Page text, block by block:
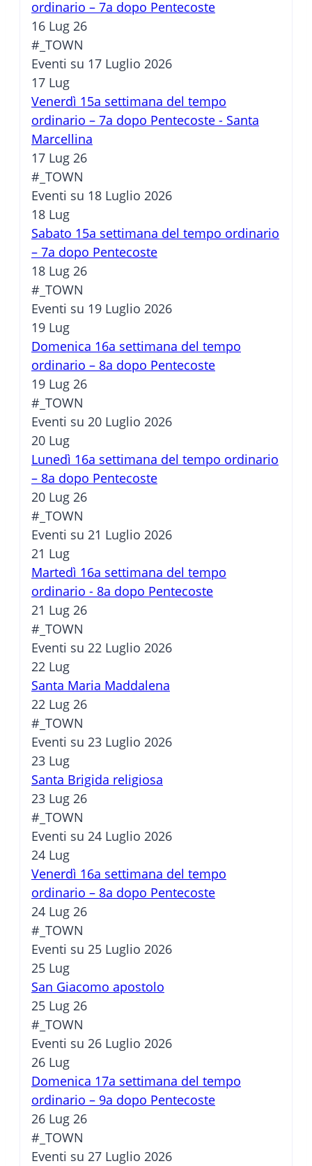
ordinario – 7a dopo Pentecoste
16 Lug 26
#_TOWN
Eventi su 17 Luglio 2026
17 Lug
Venerdì 15a settimana del tempo
ordinario – 7a dopo Pentecoste - Santa
Marcellina
17 Lug 26
#_TOWN
Eventi su 18 Luglio 2026
18 Lug
Sabato 15a settimana del tempo ordinario
– 7a dopo Pentecoste
18 Lug 26
#_TOWN
Eventi su 19 Luglio 2026
19 Lug
Domenica 16a settimana del tempo
ordinario – 8a dopo Pentecoste
19 Lug 26
#_TOWN
Eventi su 20 Luglio 2026
20 Lug
Lunedì 16a settimana del tempo ordinario
– 8a dopo Pentecoste
20 Lug 26
#_TOWN
Eventi su 21 Luglio 2026
21 Lug
Martedì 16a settimana del tempo
ordinario - 8a dopo Pentecoste
21 Lug 26
#_TOWN
Eventi su 22 Luglio 2026
22 Lug
Santa Maria Maddalena
22 Lug 26
#_TOWN
Eventi su 23 Luglio 2026
23 Lug
Santa Brigida religiosa
23 Lug 26
#_TOWN
Eventi su 24 Luglio 2026
24 Lug
Venerdì 16a settimana del tempo
ordinario – 8a dopo Pentecoste
24 Lug 26
#_TOWN
Eventi su 25 Luglio 2026
25 Lug
San Giacomo apostolo
25 Lug 26
#_TOWN
Eventi su 26 Luglio 2026
26 Lug
Domenica 17a settimana del tempo
ordinario – 9a dopo Pentecoste
26 Lug 26
#_TOWN
Eventi su 27 Luglio 2026